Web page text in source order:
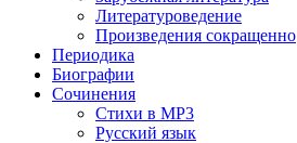
Литературоведение
Произведения сокращенно
Периодика
Биографии
Сочинения
Стихи в MP3
Русский язык